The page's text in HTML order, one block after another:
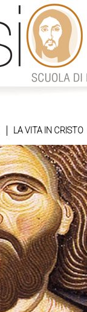
LA VITA IN CRISTO